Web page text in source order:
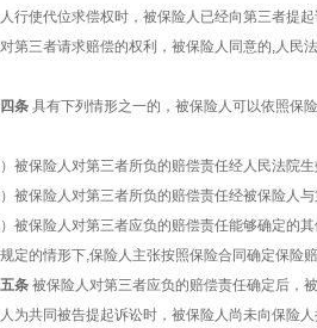
使代位求偿权时，被保险人已经向第三者提起
第三者请求赔偿的权利，被保险人同意的,人民
条 具有下列情形之一的，被保险人可以依照保
保险人对第三者所负的赔偿责任经人民法院生
保险人对第三者所负的赔偿责任经被保险人与
保险人对第三者应负的赔偿责任能够确定的其
的情形下,保险人主张按照保险合同确定保险赔
条 被保险人对第三者应负的赔偿责任确定后，
为共同被告提起诉讼时，被保险人尚未向保险